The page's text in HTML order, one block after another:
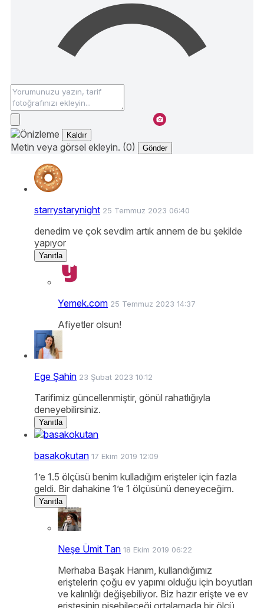
Kaldır
Metin veya görsel ekleyin. (0) Gönder
starrystarynight 25 Temmuz 2023 06:40
denedim ve çok sevdim artık annem de bu şekilde
yapıyor
Yanıtla
Yemek.com 25 Temmuz 2023 14:37
Afiyetler olsun!
Ege Şahin 23 Şubat 2023 10:12
Tarifimiz güncellenmiştir, gönül rahatlığıyla
deneyebilirsiniz.
Yanıtla
basakokutan 17 Ekim 2019 12:09
1’e 1.5 ölçüsü benim kulladığım erişteler için fazla
geldi. Bir dahakine 1’e 1 ölçüsünü deneyeceğim.
Yanıtla
Neşe Ümit Tan 18 Ekim 2019 06:22
Merhaba Başak Hanım, kullandığımız
eriştelerin çoğu ev yapımı olduğu için boyutları
ve kalınlığı değişebiliyor. Biz hazır erişte ve ev